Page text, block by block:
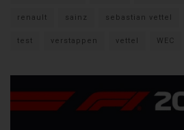
renault sainz sebastian vettel
test verstappen vettel WEC